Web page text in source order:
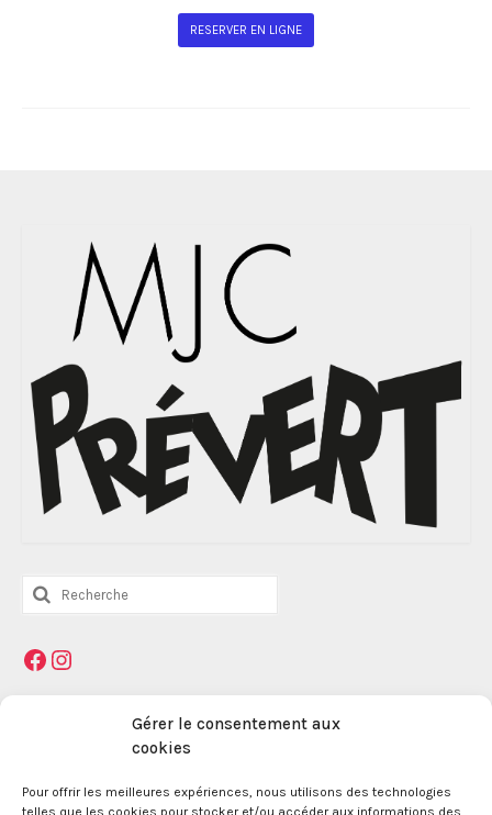
Gérer le consentement aux
cookies
Pour offrir les meilleures expériences, nous utilisons des technologies
telles que les cookies pour stocker et/ou accéder aux informations des
RESERVER EN LIGNE
Rechercher
:
Facebook
Instagram
Mentions légales
La Maison des Jeunes et de la Culture Jacques